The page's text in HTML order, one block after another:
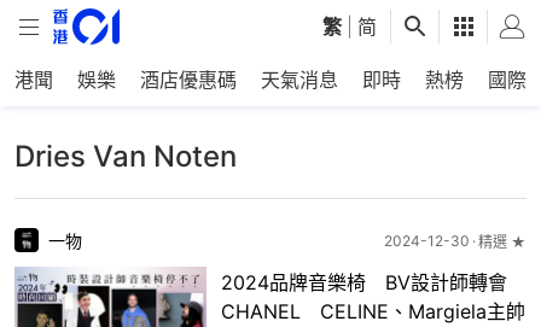
繁 简
港聞 娛樂 酒店優惠碼 天氣消息 即時 熱榜 國際
Dries Van Noten
一物 2024-12-30 精選 ★
2024品牌音樂椅 BV設計師轉會
CHANEL CELINE、Margiela主帥